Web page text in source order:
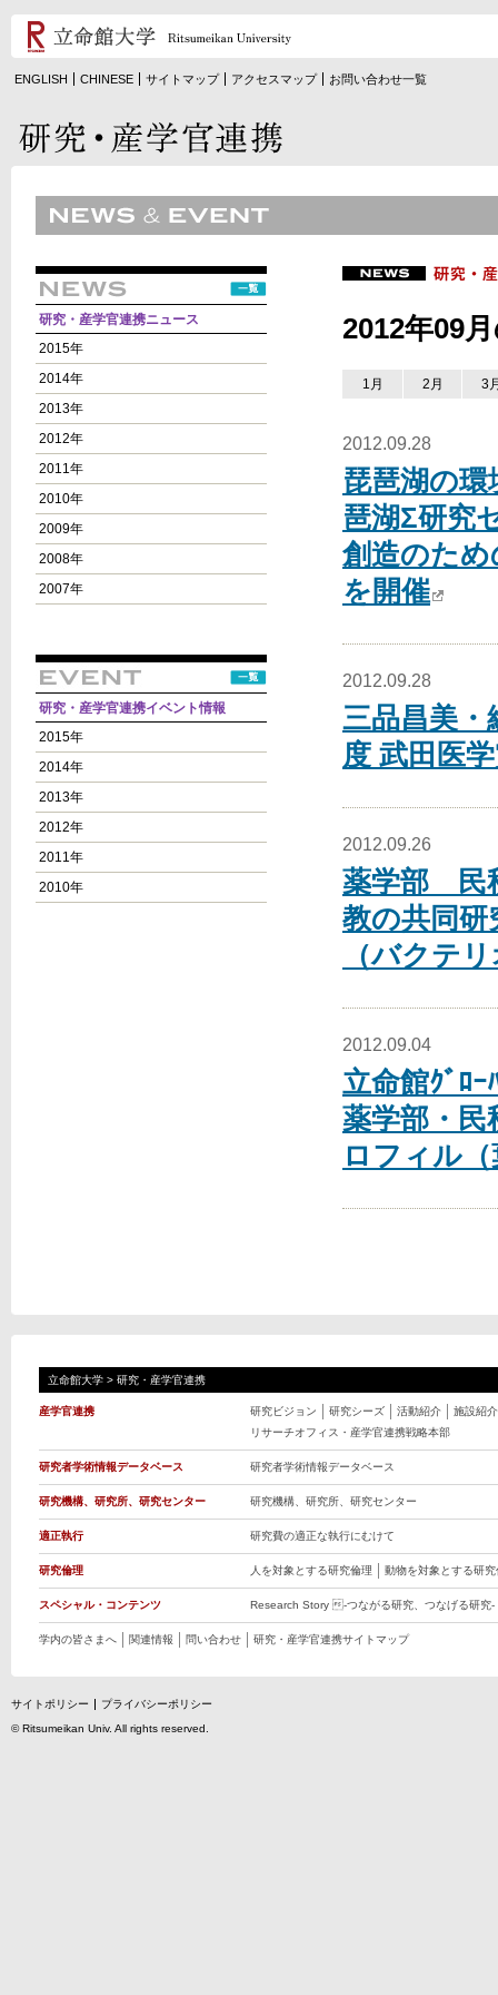
ENGLISH CHINESE サイトマップ アクセスマップ お問い合わせ一覧
2012年09
1月 2月 3
2012.09.28
琵琶湖の
琶湖Σ研究
創造のため
を開催
2012.09.28
三品昌美・
度 武田医
2012.09.26
薬学部 民
教の共同
（バクテ
2012.09.04
立命館ｸﾞﾛｰ
薬学部・
ロフィル
研究・産学官連携ニュース
2015年
2014年
2013年
2012年
2011年
2010年
2009年
2008年
2007年
研究・産学官連携イベント情報
2015年
2014年
2013年
2012年
2011年
2010年
立命館大学 > 研究・産学官連携
産学官連携 研究ビジョン 研究シーズ 活動紹介
施設紹介
リサーチオフィス・産学官連携戦略本部
研究者学術情報データベース 研究者学術情報データベース
研究機構、研究所、研究センター 研究機構、研究所、研究センター
適正執行 研究費の適正な執行にむけて
研究倫理 人を対象とする研究倫理 動物を対象とする研究
スペシャル・コンテンツ Research Story -つながる研究、つなげる研究-
学内の皆さまへ 関連情報 問い合わせ 研究・産学官連携サイトマップ
サイトポリシー
プライバシーポリシー
©Ritsumeikan Univ. All rights reserved.